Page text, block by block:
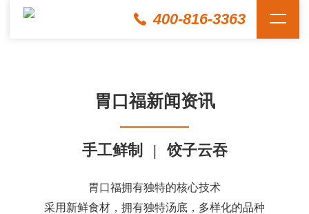
400-816-3363
胃口福新闻资讯
手工鲜制 | 饺子云吞
胃口福拥有独特的核心技术
采用新鲜食材，拥有独特汤底，多样化的品种